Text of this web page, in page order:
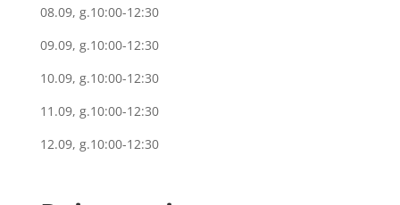
08.09, g.10:00-12:30
09.09, g.10:00-12:30
10.09, g.10:00-12:30
11.09, g.10:00-12:30
12.09, g.10:00-12:30